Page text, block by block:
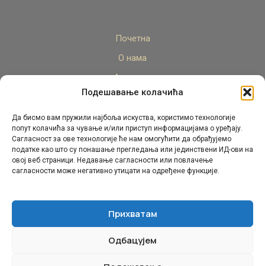
Подешавање колачића
Да бисмо вам пружили најбоља искуства, користимо технологије
попут колачића за чување и/или приступ информацијама о уређају.
Сагласност за ове технологије ће нам омогућити да обрађујемо
податке као што су понашање прегледања или јединствени ИД-ови на
овој веб страници. Недавање сагласности или повлачење
сагласности може негативно утицати на одређене функције.
Прихватам
Одбацујем
Почетна
О нама
Актуелно
Стручни кадар
Пројекти
Архива
Контакт
© Републички педагошки завод Републике Српске.